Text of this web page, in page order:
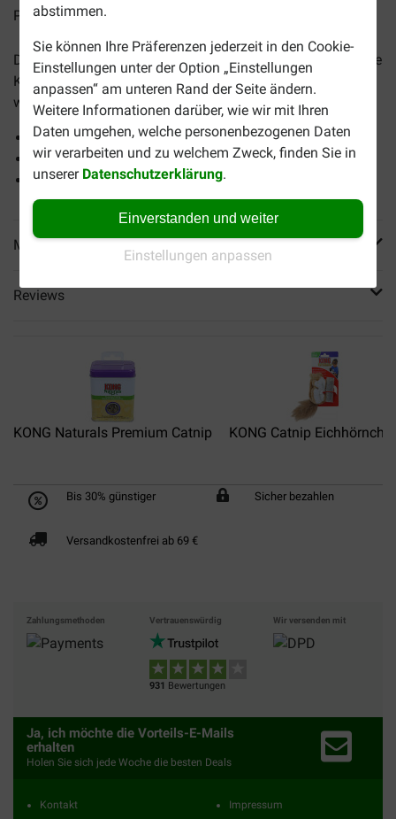
abstimmen.
Sie können Ihre Präferenzen jederzeit in den Cookie-
Einstellungen unter der Option „Einstellungen
anpassen“ am unteren Rand der Seite ändern.
Weitere Informationen darüber, wie wir mit Ihren
Daten umgehen, welche personenbezogenen Daten
wir verarbeiten und zu welchem Zweck, finden Sie in
unserer Datenschutzerklärung.
Einverstanden und weiter
Einstellungen anpassen
Preise inkl. MwSt zzgl.
DerKONG Catnip Biber
ist ein Biber-Plüschspielzeug für die
Katze, das an der Rückseite mit Katzenminze gefüllt
werden kann.
Es macht Spaß damit zu spielen
Für eine glückselige Wirkung
Attraktiv für jede Katze
Mehr Produktinfos
Reviews
KONG Naturals Premium Catnip KONG Catnip
Bis 30% günstiger Sicher bezahlen
Versandkostenfrei ab 69 €
Zahlungsmethoden Vertrauenswürdig
931 Bewertungen
Wir versenden mit
Ja, ich möchte die Vorteils-E-Mails
erhalten
Holen Sie sich jede Woche die besten Deals
Kontakt Impressum